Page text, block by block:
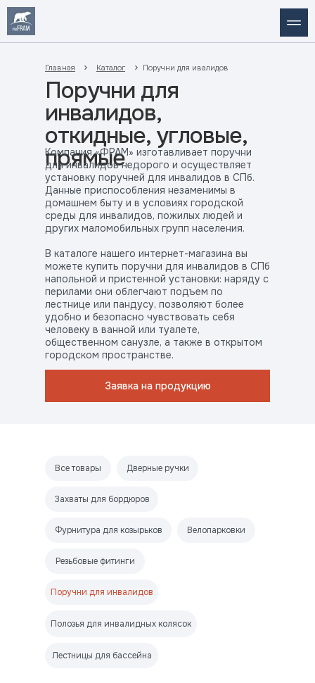
Главная Каталог Поручни для ивалидов
Поручни для
инвалидов,
откидные, угловые,
прямые
Заявка на продукцию
Компания «ФРАМ» изготавливает поручни
для инвалидов недорого и осуществляет
установку поручней для инвалидов в СПб.
Данные приспособления незаменимы в
домашнем быту и в условиях городской
среды для инвалидов, пожилых людей и
других маломобильных групп населения.
В каталоге нашего интернет-магазина вы
можете купить поручни для инвалидов в СПб
напольной и пристенной установки: наряду с
перилами они облегчают подъем по
лестнице или пандусу, позволяют более
удобно и безопасно чувствовать себя
человеку в ванной или туалете,
общественном санузле, а также в открытом
городском пространстве.
Все товары Дверные ручки
Захваты для бордюров
Фурнитура для козырьков Велопарковки
Резьбовые фитинги
Поручни для инвалидов
Полозья для инвалидных колясок
Лестницы для бассейна